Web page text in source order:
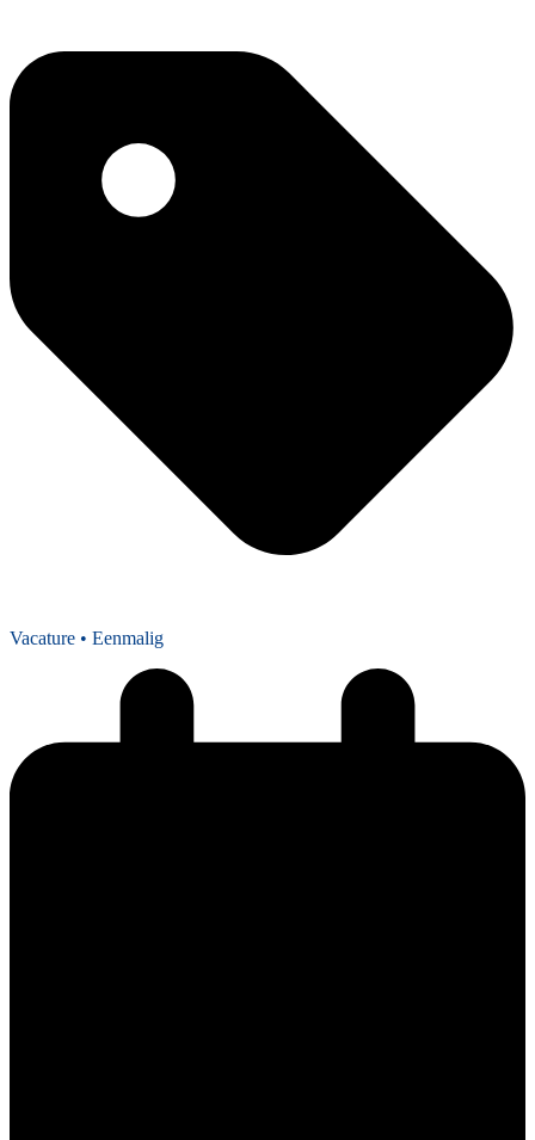
Vacature • Eenmalig